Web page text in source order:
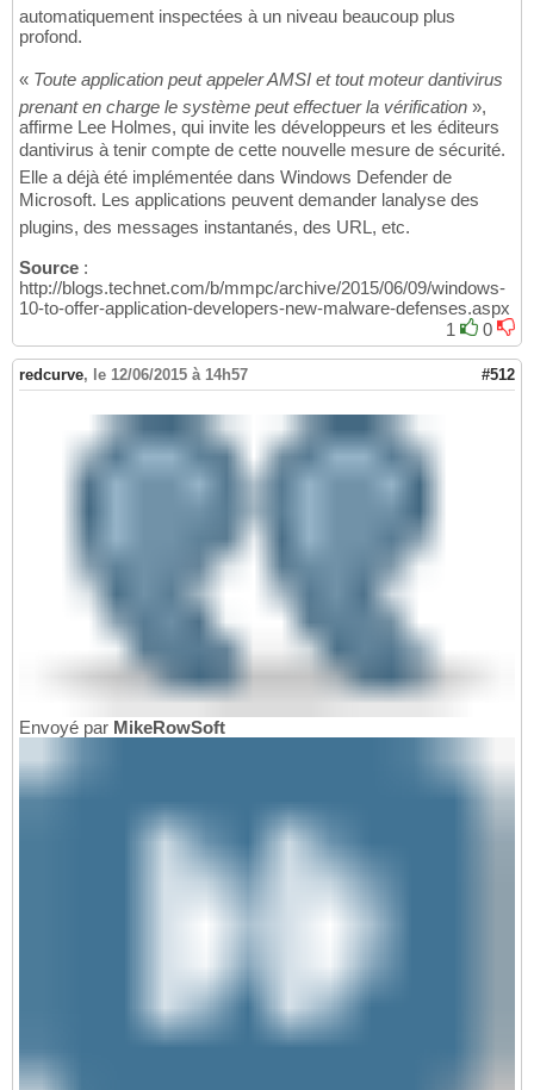
automatiquement inspectées à un niveau beaucoup plus
profond.
« Toute application peut appeler AMSI et tout moteur dantivirus
prenant en charge le système peut effectuer la vérification »,
affirme Lee Holmes, qui invite les développeurs et les éditeurs
dantivirus à tenir compte de cette nouvelle mesure de sécurité.
Elle a déjà été implémentée dans Windows Defender de
Microsoft. Les applications peuvent demander lanalyse des
plugins, des messages instantanés, des URL, etc.
Source :
http://blogs.technet.com/b/mmpc/archive/2015/06/09/windows-
10-to-offer-application-developers-new-malware-defenses.aspx
1
0
redcurve, le 12/06/2015 à 14h57 #512
Envoyé par MikeRowSoft